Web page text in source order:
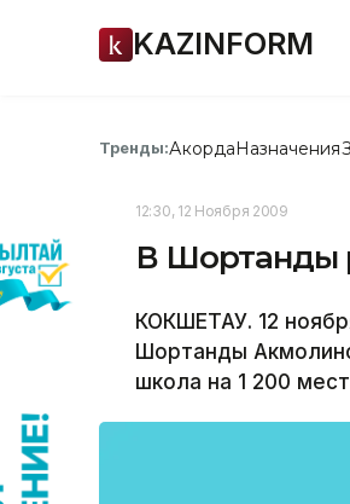
KAZINFORM
Тренды:АкордаНазначения
12:30, 12 Ноября 2009
В Шортанды
КОКШЕТАУ. 12
Шортанды
школа на 1 200